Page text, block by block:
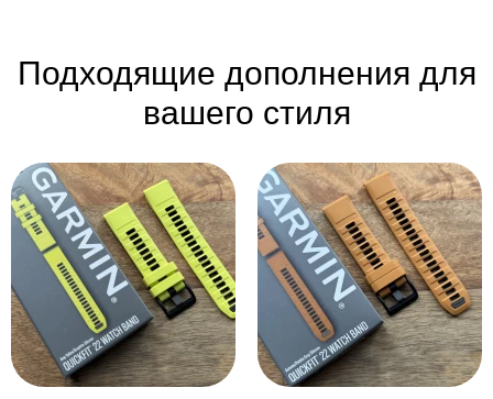
Подходящие дополнения для
вашего стиля